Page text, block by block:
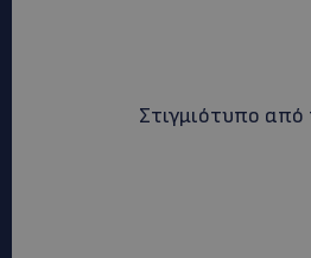
Στιγμιότυπο από